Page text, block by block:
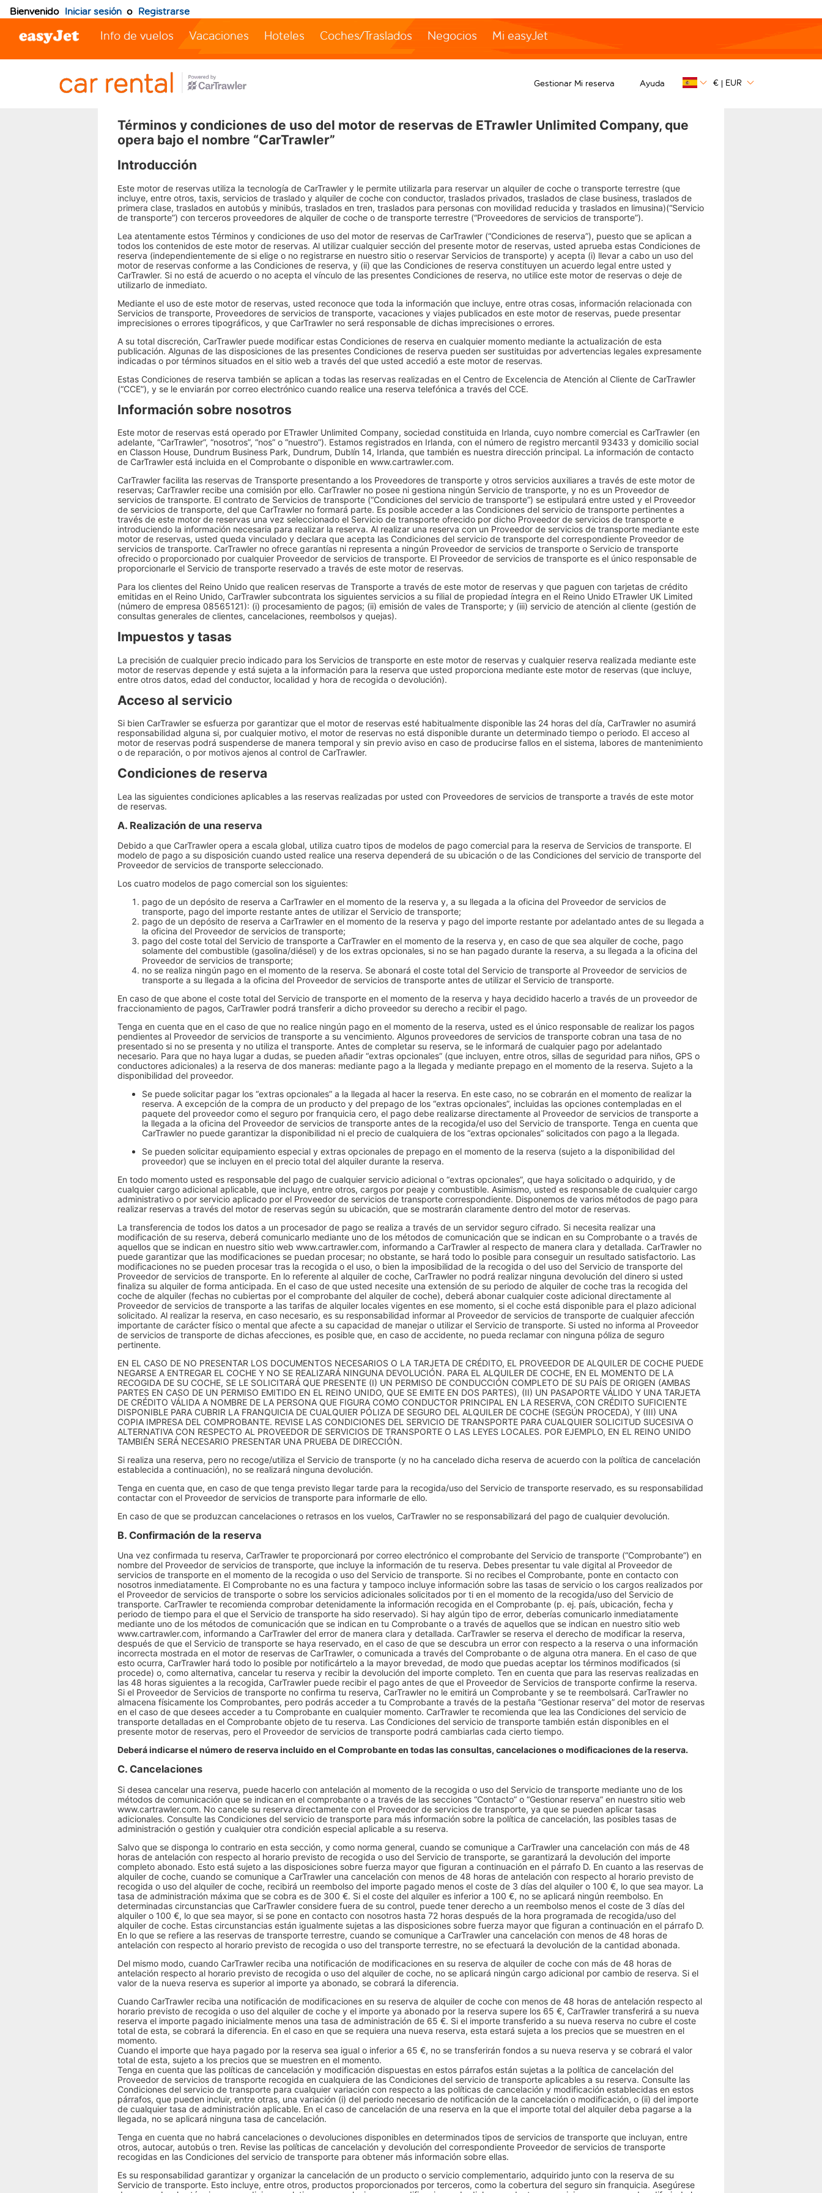
Bienvenido Iniciar sesión o Registrarse
Info de vuelos Vacaciones Hoteles Coches/Traslados Negocios Mi easyJet
Gestionar Mi reserva Ayuda € | EUR
Términos y condiciones de uso del motor de reservas de ETrawler Unlimited Company, que
opera bajo el nombre “CarTrawler”
Introducción
Este motor de reservas utiliza la tecnología de CarTrawler y le permite utilizarla para reservar un alquiler de coche o transporte terrestre (que
incluye, entre otros, taxis, servicios de traslado y alquiler de coche con conductor, traslados privados, traslados de clase business, traslados de
primera clase, traslados en autobús y minibús, traslados en tren, traslados para personas con movilidad reducida y traslados en limusina)(“Servicio
de transporte”) con terceros proveedores de alquiler de coche o de transporte terrestre (“Proveedores de servicios de transporte”).
Lea atentamente estos Términos y condiciones de uso del motor de reservas de CarTrawler (“Condiciones de reserva”), puesto que se aplican a
todos los contenidos de este motor de reservas. Al utilizar cualquier sección del presente motor de reservas, usted aprueba estas Condiciones de
reserva (independientemente de si elige o no registrarse en nuestro sitio o reservar Servicios de transporte) y acepta (i) llevar a cabo un uso del
motor de reservas conforme a las Condiciones de reserva, y (ii) que las Condiciones de reserva constituyen un acuerdo legal entre usted y
CarTrawler. Si no está de acuerdo o no acepta el vínculo de las presentes Condiciones de reserva, no utilice este motor de reservas o deje de
utilizarlo de inmediato.
Mediante el uso de este motor de reservas, usted reconoce que toda la información que incluye, entre otras cosas, información relacionada con
Servicios de transporte, Proveedores de servicios de transporte, vacaciones y viajes publicados en este motor de reservas, puede presentar
imprecisiones o errores tipográficos, y que CarTrawler no será responsable de dichas imprecisiones o errores.
A su total discreción, CarTrawler puede modificar estas Condiciones de reserva en cualquier momento mediante la actualización de esta
publicación. Algunas de las disposiciones de las presentes Condiciones de reserva pueden ser sustituidas por advertencias legales expresamente
indicadas o por términos situados en el sitio web a través del que usted accedió a este motor de reservas.
Estas Condiciones de reserva también se aplican a todas las reservas realizadas en el Centro de Excelencia de Atención al Cliente de CarTrawler
(“CCE”), y se le enviarán por correo electrónico cuando realice una reserva telefónica a través del CCE.
Información sobre nosotros
Este motor de reservas está operado por ETrawler Unlimited Company, sociedad constituida en Irlanda, cuyo nombre comercial es CarTrawler (en
adelante, “CarTrawler”, “nosotros”, “nos” o “nuestro”). Estamos registrados en Irlanda, con el número de registro mercantil 93433 y domicilio social
en Classon House, Dundrum Business Park, Dundrum, Dublín 14, Irlanda, que también es nuestra dirección principal. La información de contacto
de CarTrawler está incluida en el Comprobante o disponible en www.cartrawler.com.
CarTrawler facilita las reservas de Transporte presentando a los Proveedores de transporte y otros servicios auxiliares a través de este motor de
reservas; CarTrawler recibe una comisión por ello. CarTrawler no posee ni gestiona ningún Servicio de transporte, y no es un Proveedor de
servicios de transporte. El contrato de Servicios de transporte (“Condiciones del servicio de transporte”) se estipulará entre usted y el Proveedor
de servicios de transporte, del que CarTrawler no formará parte. Es posible acceder a las Condiciones del servicio de transporte pertinentes a
través de este motor de reservas una vez seleccionado el Servicio de transporte ofrecido por dicho Proveedor de servicios de transporte e
introduciendo la información necesaria para realizar la reserva. Al realizar una reserva con un Proveedor de servicios de transporte mediante este
motor de reservas, usted queda vinculado y declara que acepta las Condiciones del servicio de transporte del correspondiente Proveedor de
servicios de transporte. CarTrawler no ofrece garantías ni representa a ningún Proveedor de servicios de transporte o Servicio de transporte
ofrecido o proporcionado por cualquier Proveedor de servicios de transporte. El Proveedor de servicios de transporte es el único responsable de
proporcionarle el Servicio de transporte reservado a través de este motor de reservas.
Para los clientes del Reino Unido que realicen reservas de Transporte a través de este motor de reservas y que paguen con tarjetas de crédito
emitidas en el Reino Unido, CarTrawler subcontrata los siguientes servicios a su filial de propiedad íntegra en el Reino Unido ETrawler UK Limited
(número de empresa 08565121): (i) procesamiento de pagos; (ii) emisión de vales de Transporte; y (iii) servicio de atención al cliente (gestión de
consultas generales de clientes, cancelaciones, reembolsos y quejas).
Impuestos y tasas
La precisión de cualquier precio indicado para los Servicios de transporte en este motor de reservas y cualquier reserva realizada mediante este
motor de reservas depende y está sujeta a la información para la reserva que usted proporciona mediante este motor de reservas (que incluye,
entre otros datos, edad del conductor, localidad y hora de recogida o devolución).
Acceso al servicio
Si bien CarTrawler se esfuerza por garantizar que el motor de reservas esté habitualmente disponible las 24 horas del día, CarTrawler no asumirá
responsabilidad alguna si, por cualquier motivo, el motor de reservas no está disponible durante un determinado tiempo o periodo. El acceso al
motor de reservas podrá suspenderse de manera temporal y sin previo aviso en caso de producirse fallos en el sistema, labores de mantenimiento
o de reparación, o por motivos ajenos al control de CarTrawler.
Condiciones de reserva
Lea las siguientes condiciones aplicables a las reservas realizadas por usted con Proveedores de servicios de transporte a través de este motor
de reservas.
A. Realización de una reserva
Debido a que CarTrawler opera a escala global, utiliza cuatro tipos de modelos de pago comercial para la reserva de Servicios de transporte. El
modelo de pago a su disposición cuando usted realice una reserva dependerá de su ubicación o de las Condiciones del servicio de transporte del
Proveedor de servicios de transporte seleccionado.
Los cuatro modelos de pago comercial son los siguientes:
pago de un depósito de reserva a CarTrawler en el momento de la reserva y, a su llegada a la oficina del Proveedor de servicios de
transporte, pago del importe restante antes de utilizar el Servicio de transporte;
pago de un depósito de reserva a CarTrawler en el momento de la reserva y pago del importe restante por adelantado antes de su llegada a
la oficina del Proveedor de servicios de transporte;
pago del coste total del Servicio de transporte a CarTrawler en el momento de la reserva y, en caso de que sea alquiler de coche, pago
solamente del combustible (gasolina/diésel) y de los extras opcionales, si no se han pagado durante la reserva, a su llegada a la oficina del
Proveedor de servicios de transporte;
no se realiza ningún pago en el momento de la reserva. Se abonará el coste total del Servicio de transporte al Proveedor de servicios de
transporte a su llegada a la oficina del Proveedor de servicios de transporte antes de utilizar el Servicio de transporte.
En caso de que abone el coste total del Servicio de transporte en el momento de la reserva y haya decidido hacerlo a través de un proveedor de
fraccionamiento de pagos, CarTrawler podrá transferir a dicho proveedor su derecho a recibir el pago.
Tenga en cuenta que en el caso de que no realice ningún pago en el momento de la reserva, usted es el único responsable de realizar los pagos
pendientes al Proveedor de servicios de transporte a su vencimiento. Algunos proveedores de servicios de transporte cobran una tasa de no
presentado si no se presenta y no utiliza el transporte. Antes de completar su reserva, se le informará de cualquier pago por adelantado
necesario. Para que no haya lugar a dudas, se pueden añadir “extras opcionales” (que incluyen, entre otros, sillas de seguridad para niños, GPS o
conductores adicionales) a la reserva de dos maneras: mediante pago a la llegada y mediante prepago en el momento de la reserva. Sujeto a la
disponibilidad del proveedor.
Se puede solicitar pagar los “extras opcionales” a la llegada al hacer la reserva. En este caso, no se cobrarán en el momento de realizar la
reserva. A excepción de la compra de un producto y del prepago de los “extras opcionales”, incluidas las opciones contempladas en el
paquete del proveedor como el seguro por franquicia cero, el pago debe realizarse directamente al Proveedor de servicios de transporte a
la llegada a la oficina del Proveedor de servicios de transporte antes de la recogida/el uso del Servicio de transporte. Tenga en cuenta que
CarTrawler no puede garantizar la disponibilidad ni el precio de cualquiera de los “extras opcionales” solicitados con pago a la llegada.
Se pueden solicitar equipamiento especial y extras opcionales de prepago en el momento de la reserva (sujeto a la disponibilidad del
proveedor) que se incluyen en el precio total del alquiler durante la reserva.
En todo momento usted es responsable del pago de cualquier servicio adicional o “extras opcionales”, que haya solicitado o adquirido, y de
cualquier cargo adicional aplicable, que incluye, entre otros, cargos por peaje y combustible. Asimismo, usted es responsable de cualquier cargo
administrativo o por servicio aplicado por el Proveedor de servicios de transporte correspondiente. Disponemos de varios métodos de pago para
realizar reservas a través del motor de reservas según su ubicación, que se mostrarán claramente dentro del motor de reservas.
La transferencia de todos los datos a un procesador de pago se realiza a través de un servidor seguro cifrado. Si necesita realizar una
modificación de su reserva, deberá comunicarlo mediante uno de los métodos de comunicación que se indican en su Comprobante o a través de
aquellos que se indican en nuestro sitio web www.cartrawler.com, informando a CarTrawler al respecto de manera clara y detallada. CarTrawler no
puede garantizar que las modificaciones se puedan procesar; no obstante, se hará todo lo posible para conseguir un resultado satisfactorio. Las
modificaciones no se pueden procesar tras la recogida o el uso, o bien la imposibilidad de la recogida o del uso del Servicio de transporte del
Proveedor de servicios de transporte. En lo referente al alquiler de coche, CarTrawler no podrá realizar ninguna devolución del dinero si usted
finaliza su alquiler de forma anticipada. En el caso de que usted necesite una extensión de su periodo de alquiler de coche tras la recogida del
coche de alquiler (fechas no cubiertas por el comprobante del alquiler de coche), deberá abonar cualquier coste adicional directamente al
Proveedor de servicios de transporte a las tarifas de alquiler locales vigentes en ese momento, si el coche está disponible para el plazo adicional
solicitado. Al realizar la reserva, en caso necesario, es su responsabilidad informar al Proveedor de servicios de transporte de cualquier afección
importante de carácter físico o mental que afecte a su capacidad de manejar o utilizar el Servicio de transporte. Si usted no informa al Proveedor
de servicios de transporte de dichas afecciones, es posible que, en caso de accidente, no pueda reclamar con ninguna póliza de seguro
pertinente.
EN EL CASO DE NO PRESENTAR LOS DOCUMENTOS NECESARIOS O LA TARJETA DE CRÉDITO, EL PROVEEDOR DE ALQUILER DE COCHE PUEDE
NEGARSE A ENTREGAR EL COCHE Y NO SE REALIZARÁ NINGUNA DEVOLUCIÓN. PARA EL ALQUILER DE COCHE, EN EL MOMENTO DE LA
RECOGIDA DE SU COCHE, SE LE SOLICITARÁ QUE PRESENTE (I) UN PERMISO DE CONDUCCIÓN COMPLETO DE SU PAÍS DE ORIGEN (AMBAS
PARTES EN CASO DE UN PERMISO EMITIDO EN EL REINO UNIDO, QUE SE EMITE EN DOS PARTES), (II) UN PASAPORTE VÁLIDO Y UNA TARJETA
DE CRÉDITO VÁLIDA A NOMBRE DE LA PERSONA QUE FIGURA COMO CONDUCTOR PRINCIPAL EN LA RESERVA, CON CRÉDITO SUFICIENTE
DISPONIBLE PARA CUBRIR LA FRANQUICIA DE CUALQUIER PÓLIZA DE SEGURO DEL ALQUILER DE COCHE (SEGÚN PROCEDA), Y (III) UNA
COPIA IMPRESA DEL COMPROBANTE. REVISE LAS CONDICIONES DEL SERVICIO DE TRANSPORTE PARA CUALQUIER SOLICITUD SUCESIVA O
ALTERNATIVA CON RESPECTO AL PROVEEDOR DE SERVICIOS DE TRANSPORTE O LAS LEYES LOCALES. POR EJEMPLO, EN EL REINO UNIDO
TAMBIÉN SERÁ NECESARIO PRESENTAR UNA PRUEBA DE DIRECCIÓN.
Si realiza una reserva, pero no recoge/utiliza el Servicio de transporte (y no ha cancelado dicha reserva de acuerdo con la política de cancelación
establecida a continuación), no se realizará ninguna devolución.
Tenga en cuenta que, en caso de que tenga previsto llegar tarde para la recogida/uso del Servicio de transporte reservado, es su responsabilidad
contactar con el Proveedor de servicios de transporte para informarle de ello.
En caso de que se produzcan cancelaciones o retrasos en los vuelos, CarTrawler no se responsabilizará del pago de cualquier devolución.
B. Confirmación de la reserva
Una vez confirmada tu reserva, CarTrawler te proporcionará por correo electrónico el comprobante del Servicio de transporte (“Comprobante”) en
nombre del Proveedor de servicios de transporte, que incluye la información de tu reserva. Debes presentar tu vale digital al Proveedor de
servicios de transporte en el momento de la recogida o uso del Servicio de transporte. Si no recibes el Comprobante, ponte en contacto con
nosotros inmediatamente. El Comprobante no es una factura y tampoco incluye información sobre las tasas de servicio o los cargos realizados por
el Proveedor de servicios de transporte o sobre los servicios adicionales solicitados por ti en el momento de la recogida/uso del Servicio de
transporte. CarTrawler te recomienda comprobar detenidamente la información recogida en el Comprobante (p. ej. país, ubicación, fecha y
periodo de tiempo para el que el Servicio de transporte ha sido reservado). Si hay algún tipo de error, deberías comunicarlo inmediatamente
mediante uno de los métodos de comunicación que se indican en tu Comprobante o a través de aquellos que se indican en nuestro sitio web
www.cartrawler.com, informando a CarTrawler del error de manera clara y detallada. CarTrawler se reserva el derecho de modificar la reserva,
después de que el Servicio de transporte se haya reservado, en el caso de que se descubra un error con respecto a la reserva o una información
incorrecta mostrada en el motor de reservas de CarTrawler, o comunicada a través del Comprobante o de alguna otra manera. En el caso de que
esto ocurra, CarTrawler hará todo lo posible por notificártelo a la mayor brevedad, de modo que puedas aceptar los términos modificados (si
procede) o, como alternativa, cancelar tu reserva y recibir la devolución del importe completo. Ten en cuenta que para las reservas realizadas en
las 48 horas siguientes a la recogida, CarTrawler puede recibir el pago antes de que el Proveedor de Servicios de transporte confirme la reserva.
Si el Proveedor de Servicios de transporte no confirma tu reserva, CarTrawler no le emitirá un Comprobante y se te reembolsará. CarTrawler no
almacena físicamente los Comprobantes, pero podrás acceder a tu Comprobante a través de la pestaña “Gestionar reserva” del motor de reservas
en el caso de que desees acceder a tu Comprobante en cualquier momento. CarTrawler te recomienda que lea las Condiciones del servicio de
transporte detalladas en el Comprobante objeto de tu reserva. Las Condiciones del servicio de transporte también están disponibles en el
presente motor de reservas, pero el Proveedor de servicios de transporte podrá cambiarlas cada cierto tiempo.
Deberá indicarse el número de reserva incluido en el Comprobante en todas las consultas, cancelaciones o modificaciones de la reserva.
C. Cancelaciones
Si desea cancelar una reserva, puede hacerlo con antelación al momento de la recogida o uso del Servicio de transporte mediante uno de los
métodos de comunicación que se indican en el comprobante o a través de las secciones “Contacto” o “Gestionar reserva” en nuestro sitio web
www.cartrawler.com. No cancele su reserva directamente con el Proveedor de servicios de transporte, ya que se pueden aplicar tasas
adicionales. Consulte las Condiciones del servicio de transporte para más información sobre la política de cancelación, las posibles tasas de
administración o gestión y cualquier otra condición especial aplicable a su reserva.
Salvo que se disponga lo contrario en esta sección, y como norma general, cuando se comunique a CarTrawler una cancelación con más de 48
horas de antelación con respecto al horario previsto de recogida o uso del Servicio de transporte, se garantizará la devolución del importe
completo abonado. Esto está sujeto a las disposiciones sobre fuerza mayor que figuran a continuación en el párrafo D. En cuanto a las reservas de
alquiler de coche, cuando se comunique a CarTrawler una cancelación con menos de 48 horas de antelación con respecto al horario previsto de
recogida o uso del alquiler de coche, recibirá un reembolso del importe pagado menos el coste de 3 días del alquiler o 100 €, lo que sea mayor. La
tasa de administración máxima que se cobra es de 300 €. Si el coste del alquiler es inferior a 100 €, no se aplicará ningún reembolso. En
determinadas circunstancias que CarTrawler considere fuera de su control, puede tener derecho a un reembolso menos el coste de 3 días del
alquiler o 100 €, lo que sea mayor, si se pone en contacto con nosotros hasta 72 horas después de la hora programada de recogida/uso del
alquiler de coche. Estas circunstancias están igualmente sujetas a las disposiciones sobre fuerza mayor que figuran a continuación en el párrafo D.
En lo que se refiere a las reservas de transporte terrestre, cuando se comunique a CarTrawler una cancelación con menos de 48 horas de
antelación con respecto al horario previsto de recogida o uso del transporte terrestre, no se efectuará la devolución de la cantidad abonada.
Del mismo modo, cuando CarTrawler reciba una notificación de modificaciones en su reserva de alquiler de coche con más de 48 horas de
antelación respecto al horario previsto de recogida o uso del alquiler de coche, no se aplicará ningún cargo adicional por cambio de reserva. Si el
valor de la nueva reserva es superior al importe ya abonado, se cobrará la diferencia.
Cuando CarTrawler reciba una notificación de modificaciones en su reserva de alquiler de coche con menos de 48 horas de antelación respecto al
horario previsto de recogida o uso del alquiler de coche y el importe ya abonado por la reserva supere los 65 €, CarTrawler transferirá a su nueva
reserva el importe pagado inicialmente menos una tasa de administración de 65 €. Si el importe transferido a su nueva reserva no cubre el coste
total de esta, se cobrará la diferencia. En el caso en que se requiera una nueva reserva, esta estará sujeta a los precios que se muestren en el
momento.
Cuando el importe que haya pagado por la reserva sea igual o inferior a 65 €, no se transferirán fondos a su nueva reserva y se cobrará el valor
total de esta, sujeto a los precios que se muestren en el momento.
Tenga en cuenta que las políticas de cancelación y modificación dispuestas en estos párrafos están sujetas a la política de cancelación del
Proveedor de servicios de transporte recogida en cualquiera de las Condiciones del servicio de transporte aplicables a su reserva. Consulte las
Condiciones del servicio de transporte para cualquier variación con respecto a las políticas de cancelación y modificación establecidas en estos
párrafos, que pueden incluir, entre otras, una variación (i) del periodo necesario de notificación de la cancelación o modificación, o (ii) del importe
de cualquier tasa de administración aplicable. En el caso de cancelación de una reserva en la que el importe total del alquiler deba pagarse a la
llegada, no se aplicará ninguna tasa de cancelación.
Tenga en cuenta que no habrá cancelaciones o devoluciones disponibles en determinados tipos de servicios de transporte que incluyan, entre
otros, autocar, autobús o tren. Revise las políticas de cancelación y devolución del correspondiente Proveedor de servicios de transporte
recogidas en las Condiciones del servicio de transporte para obtener más información sobre ellas.
Es su responsabilidad garantizar y organizar la cancelación de un producto o servicio complementario, adquirido junto con la reserva de su
Servicio de transporte. Esto incluye, entre otros, productos proporcionados por terceros, como la cobertura del seguro sin franquicia. Asegúrese